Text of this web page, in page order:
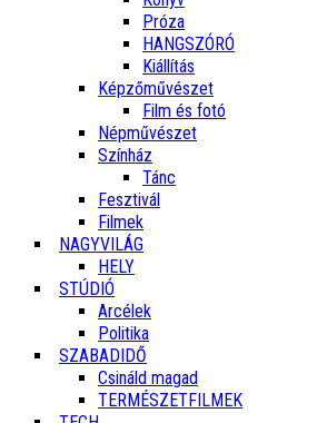
Próza
HANGSZÓRÓ
Kiállítás
Képzőművészet
Film és fotó
Népművészet
Színház
Tánc
Fesztivál
Filmek
NAGYVILÁG
HELY
STÚDIÓ
Arcélek
Politika
SZABADIDŐ
Csináld magad
TERMÉSZETFILMEK